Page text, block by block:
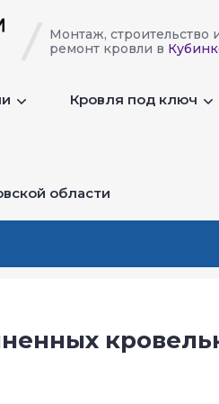
Монтаж, строительство
ремонт кровли в
Кровля под ключ
области